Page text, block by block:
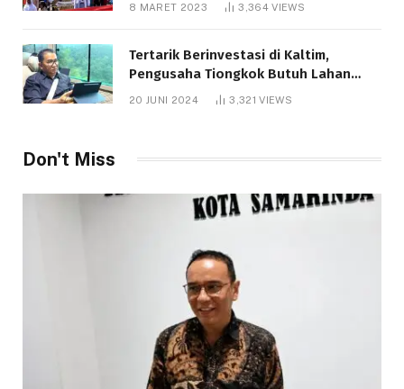
8 MARET 2023 3,364VIEWS
Tertarik Berinvestasi di Kaltim,
Pengusaha Tiongkok Butuh Lahan
1.000 Hektare
20 JUNI 2024 3,321VIEWS
Don't Miss